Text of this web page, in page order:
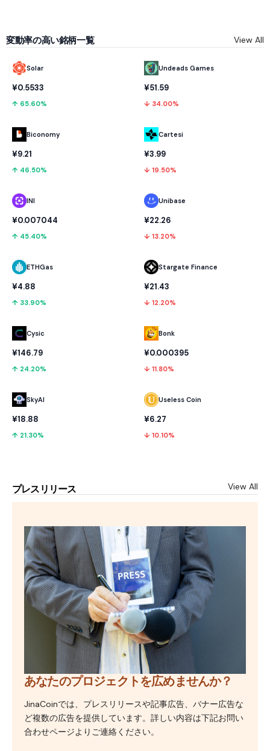
変動率の高い銘柄一覧 View All
Solar
¥0.5533
↑ 65.60%
Biconomy
¥9.21
↑ 46.50%
INI
¥0.007044
↑ 45.40%
ETHGas
¥4.88
↑ 33.90%
Cysic
¥146.79
↑ 24.20%
SkyAI
¥18.88
↑ 21.30%
Undeads Games
¥51.59
↓ 34.00%
Cartesi
¥3.99
↓ 19.50%
Unibase
¥22.26
↓ 13.20%
Stargate Finance
¥21.43
↓ 12.20%
Bonk
¥0.000395
↓ 11.80%
Useless Coin
¥6.27
↓ 10.10%
プレスリリース View All
あなたのプロジェクトを広めませんか？
JinaCoinでは、プレスリリースや記事広告、バナー広告な
ど複数の広告を提供しています。詳しい内容は下記お問い
合わせページよりご連絡ください。